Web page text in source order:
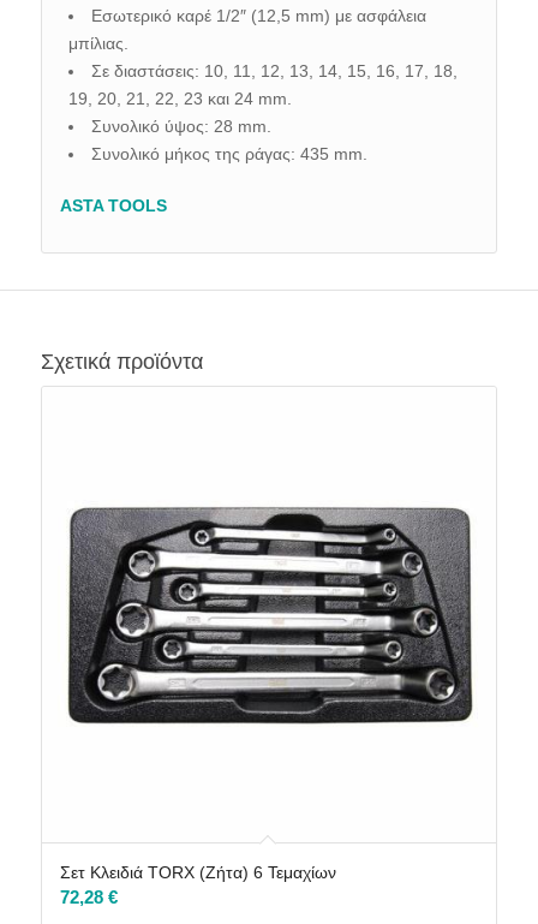
Εσωτερικό καρέ 1/2″ (12,5 mm) με ασφάλεια
μπίλιας.
Σε διαστάσεις: 10, 11, 12, 13, 14, 15, 16, 17, 18,
19, 20, 21, 22, 23 και 24 mm.
Συνολικό ύψος: 28 mm.
Συνολικό μήκος της ράγας: 435 mm.
ASTA TOOLS
Σχετικά προϊόντα
Σετ Κλειδιά TORX (Ζήτα) 6 Τεμαχίων
72,28 €